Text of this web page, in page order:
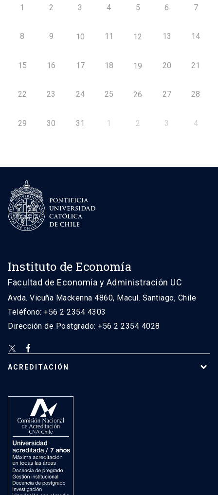
1 2 3 4 5 6 7
8 9 10 11 12 13 14
15 16 17 18 19 20 21
22 23 24 25 26 27 28
29 30 31 1 2 3 4
Instituto de Economía
Facultad de Economía y Administración UC
Avda. Vicuña Mackenna 4860, Macul. Santiago, Chile
Teléfono: +56 2 2354 4303
Dirección de Postgrado: +56 2 2354 4028
ACREDITACIÓN